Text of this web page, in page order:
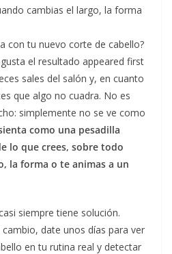
cambias el largo, la forma
con tu nuevo corte de cabello?
el resultado appeared first
sales del salón y, en cuanto
que algo no cuadra. No es
simplemente no se ve como
como una pesadilla
lo que crees, sobre todo
la forma o te animas a un
siempre tiene solución.
date unos días para ver
en tu rutina real y detectar